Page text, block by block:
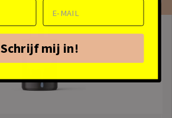
Schrijf mij in!